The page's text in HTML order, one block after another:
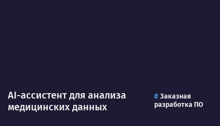
AI-ассистент для анализа
медицинских данных
Заказная
разработка ПО